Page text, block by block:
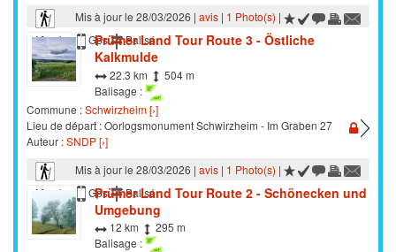
Mis à jour le 28/03/2026 | avis| 1 Photo(s) |
Marche
Gps Balisé
Prümer Land Tour Route 3 - Östliche
Kalkmulde
22.3 km
504 m
Balisage :
Commune :Schwirzheim [›]
Lieu de départ : Oorlogsmonument Schwirzheim - Im Graben 27
Auteur :SNDP [›]
Mis à jour le 28/03/2026 | avis| 1 Photo(s) |
Marche
Gps Balisé
Prümer Land Tour Route 2 - Schönecken und
Umgebung
12 km
295 m
Balisage :